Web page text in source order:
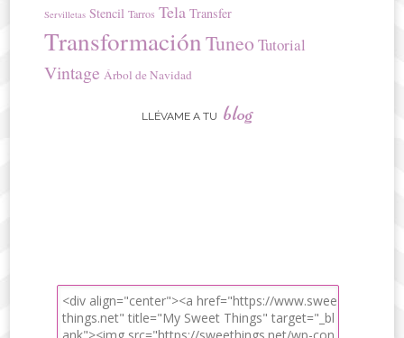
Servilletas Stencil Tarros Tela Transfer
TransformaciónTuneo Tutorial
Vintage Árbol de Navidad
LLÉVAME A TU blog